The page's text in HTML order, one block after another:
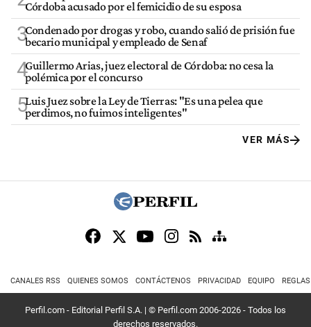
Córdoba acusado por el femicidio de su esposa
3Condenado por drogas y robo, cuando salió de prisión fue
becario municipal y empleado de Senaf
4Guillermo Arias, juez electoral de Córdoba: no cesa la
polémica por el concurso
5Luis Juez sobre la Ley de Tierras: "Es una pelea que
perdimos, no fuimos inteligentes"
VER MÁS
CANALES RSS QUIENES SOMOS CONTÁCTENOS PRIVACIDAD EQUIPO
Perfil.com - Editorial Perfil S.A. | © Perfil.com 2006-2026 - Todos los
derechos reservados.